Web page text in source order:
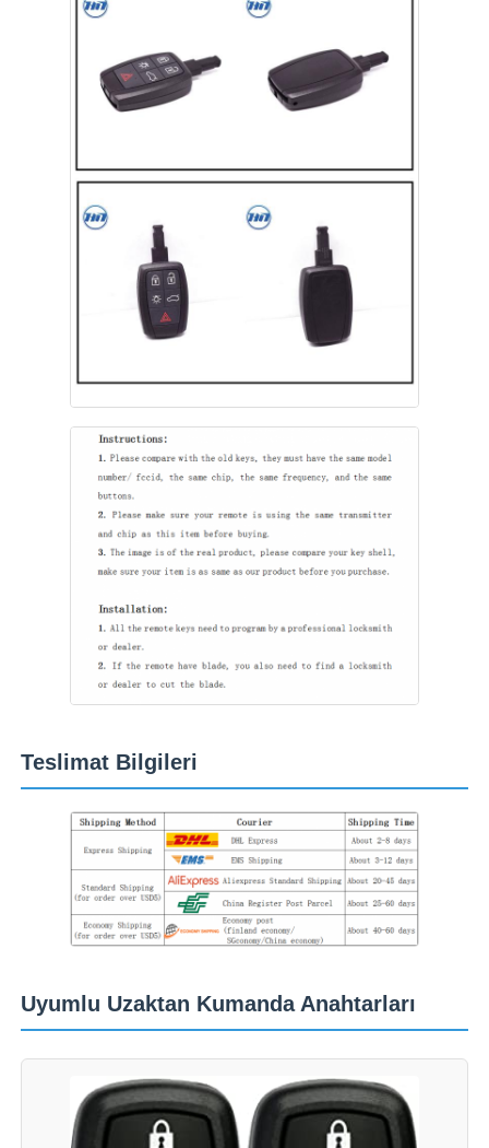
Ana sayfa
Hakkımızda
Fabrika turu
Bize ulaşın
Haberler
Tüm servis talepleri
Oto Anahtarlar
Araba Anahtar Bıçağı
Tek Açılı Freze Kesici
araba anahtarı programcısı
Transponder Çipi
Çilingir Makinesi
KEYDIY Akıllı Anahtar
Teslimat Bilgileri
Uyumlu Uzaktan Kumanda Anahtarları